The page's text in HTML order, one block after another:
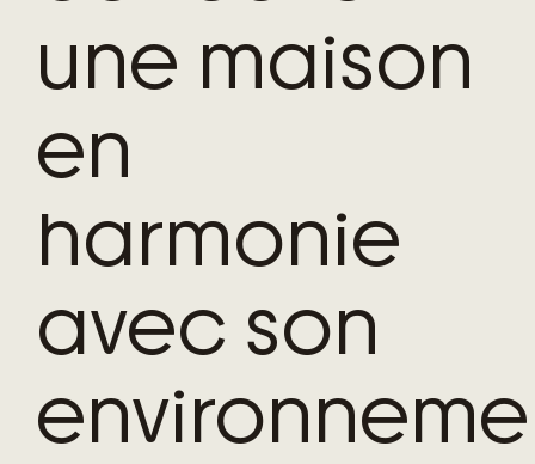
une maison
en
harmonie
avec son